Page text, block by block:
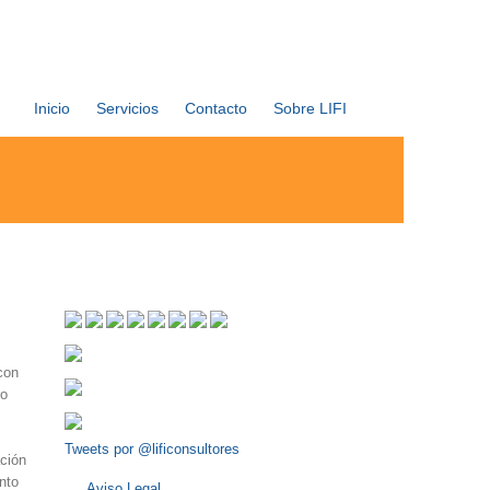
Inicio Servicios Contacto Sobre LIFI
Tweets por @lificonsultores